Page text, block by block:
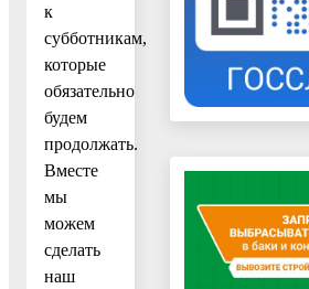
к
субботникам,
которые
обязательно
будем
продолжать.
Вместе
мы
можем
сделать
наш